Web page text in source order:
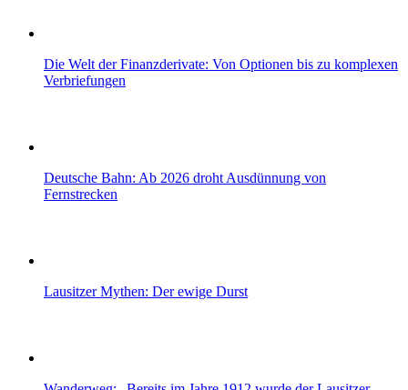
Die Welt der Finanzderivate: Von Optionen bis zu komplexen
Verbriefungen
Deutsche Bahn: Ab 2026 droht Ausdünnung von
Fernstrecken
Lausitzer Mythen: Der ewige Durst